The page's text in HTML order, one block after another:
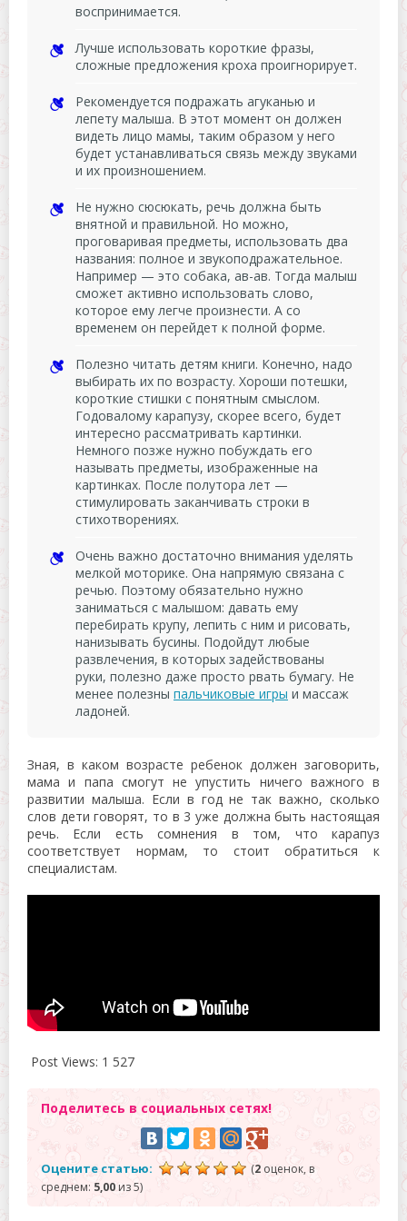
воспринимается.
Лучше использовать короткие фразы,
сложные предложения кроха проигнорирует.
Рекомендуется подражать агуканью и
лепету малыша. В этот момент он должен
видеть лицо мамы, таким образом у него
будет устанавливаться связь между звуками
и их произношением.
Не нужно сюсюкать, речь должна быть
внятной и правильной. Но можно,
проговаривая предметы, использовать два
названия: полное и звукоподражательное.
Например — это собака, ав-ав. Тогда малыш
сможет активно использовать слово,
которое ему легче произнести. А со
временем он перейдет к полной форме.
Полезно читать детям книги. Конечно, надо
выбирать их по возрасту. Хороши потешки,
короткие стишки с понятным смыслом.
Годовалому карапузу, скорее всего, будет
интересно рассматривать картинки.
Немного позже нужно побуждать его
называть предметы, изображенные на
картинках. После полутора лет —
стимулировать заканчивать строки в
стихотворениях.
Очень важно достаточно внимания уделять
мелкой моторике. Она напрямую связана с
речью. Поэтому обязательно нужно
заниматься с малышом: давать ему
перебирать крупу, лепить с ним и рисовать,
нанизывать бусины. Подойдут любые
развлечения, в которых задействованы
руки, полезно даже просто рвать бумагу. Не
менее полезны пальчиковые игры и массаж
ладоней.
Зная, в каком возрасте ребенок должен заговорить,
мама и папа смогут не упустить ничего важного в
развитии малыша. Если в год не так важно, сколько
слов дети говорят, то в 3 уже должна быть настоящая
речь. Если есть сомнения в том, что карапуз
соответствует нормам, то стоит обратиться к
специалистам.
Post Views: 1 527
Поделитесь в социальных сетях!
Оцените статью: (2 оценок, в
среднем: 5,00из 5)